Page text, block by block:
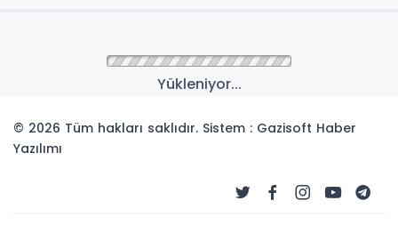
Yükleniyor...
© 2026 Tüm hakları saklıdır. Sistem : Gazisoft Haber
Yazılımı